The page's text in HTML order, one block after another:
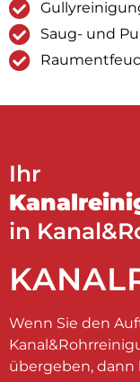
Saug- und
Ihr
in
Wenn Sie den
übergeben, dann